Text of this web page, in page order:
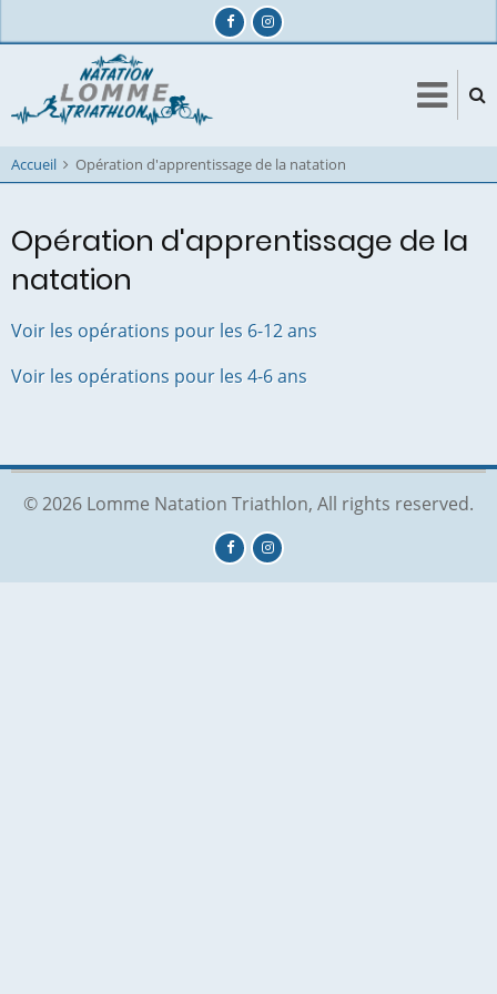
au
principal
Accueil Opération d'apprentissage de la natation
Opération d'apprentissage de la
natation
Voir les opérations pour les 6-12 ans
Voir les opérations pour les 4-6 ans
© 2026 Lomme Natation Triathlon, All rights reserved.